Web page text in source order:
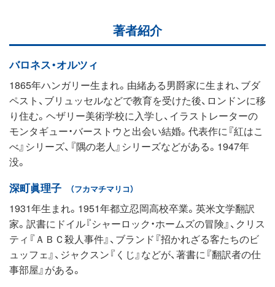
著者紹介
バロネス・オルツィ
1865年ハンガリー生まれ。由緒ある男爵家に生まれ、ブダ
ペスト、ブリュッセルなどで教育を受けた後、ロンドンに移
り住む。ヘザリー美術学校に入学し、イラストレーターの
モンタギュー・バーストウと出会い結婚。代表作に『紅はこ
べ』シリーズ、『隅の老人』シリーズなどがある。1947年
没。
深町眞理子 （フカマチマリコ）
1931年生まれ。1951年都立忍岡高校卒業。英米文学翻訳
家。訳書にドイル『シャーロック・ホームズの冒険』、クリス
ティ『ＡＢＣ殺人事件』、ブランド『招かれざる客たちのビ
ュッフェ』、ジャクスン『くじ』などが、著書に『翻訳者の仕
事部屋』がある。